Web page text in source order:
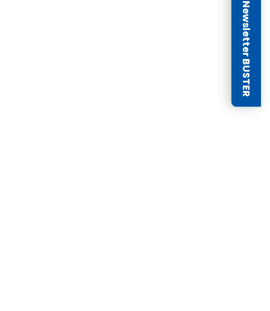
Newsletter BUSTER